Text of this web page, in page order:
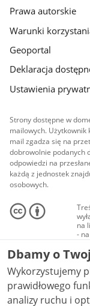
Prawa autorskie
Warunki
Geoportal
Deklaracja
Ustawienia
Strony dostępne w
mailowych.
mail zgadza się na
dobrowolnie podanych
odpowiedzi na
każdą z jednostek
osobowych.
na
-
Dbamy o
Wykorzystujemy
prawidłowego
analizy ruchu i